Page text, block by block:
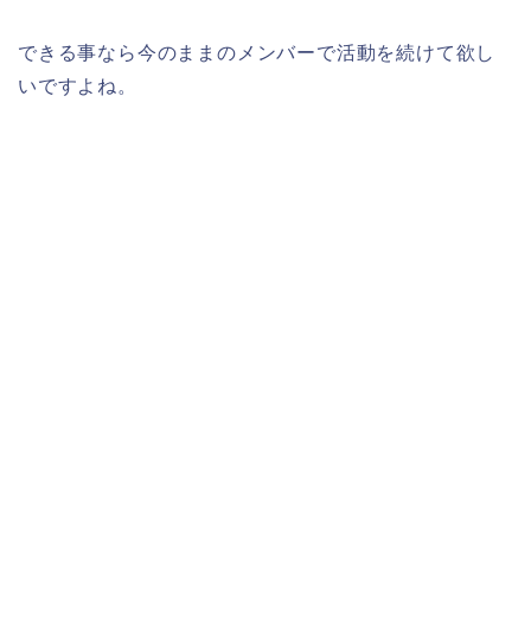
できる事なら今のままのメンバーで活動を続けて欲し
いですよね。